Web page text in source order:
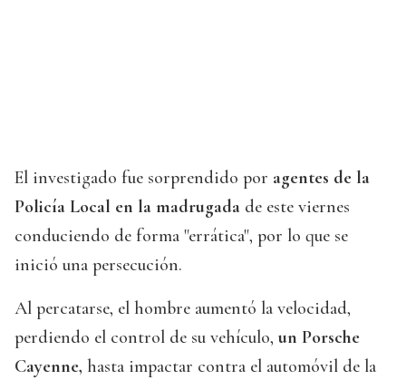
El investigado fue sorprendido por agentes de la
Policía Local en la madrugada de este viernes
conduciendo de forma "errática", por lo que se
inició una persecución.
Al percatarse, el hombre aumentó la velocidad,
perdiendo el control de su vehículo, un Porsche
Cayenne, hasta impactar contra el automóvil de la